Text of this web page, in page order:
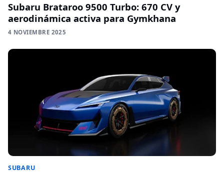
Subaru Brataroo 9500 Turbo: 670 CV y
aerodinámica activa para Gymkhana
4 NOVIEMBRE 2025
SUBARU